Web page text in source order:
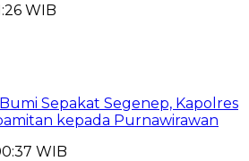
WIB
Sepakat Segenep, Kapolres
kepada Purnawirawan
WIB